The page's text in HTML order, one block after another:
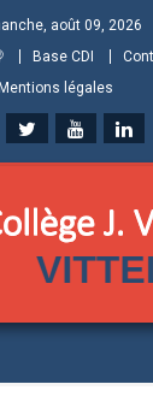
août 09, 2026
Base CDI
Mentions légales